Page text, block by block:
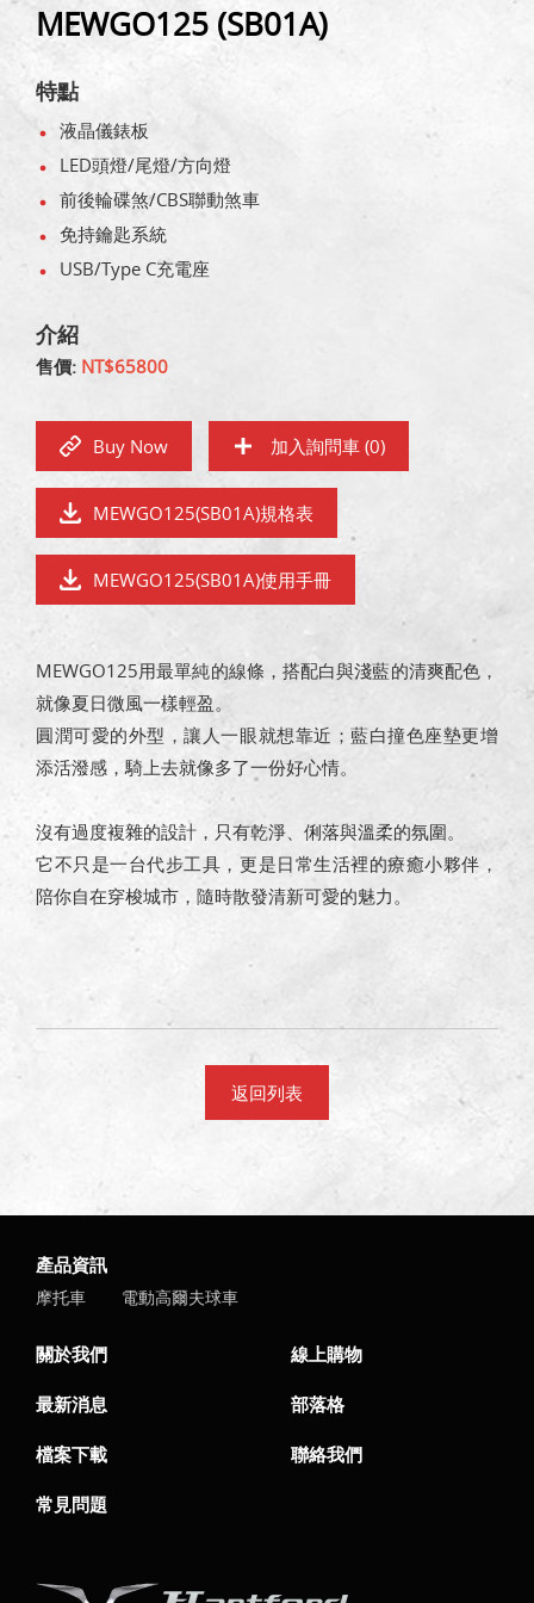
MEWGO125 (SB01A)
特點
液晶儀錶板
LED頭燈/尾燈/方向燈
前後輪碟煞/CBS聯動煞車
免持鑰匙系統
USB/Type C充電座
介紹
售價: NT$65800
Buy Now 加入詢問車 (0)
MEWGO125(SB01A)規格表
MEWGO125(SB01A)使用手冊
MEWGO125用最單純的線條，搭配白與淺藍的清爽配色，
就像夏日微風一樣輕盈。
圓潤可愛的外型，讓人一眼就想靠近；藍白撞色座墊更增
添活潑感，騎上去就像多了一份好心情。
沒有過度複雜的設計，只有乾淨、俐落與溫柔的氛圍。
它不只是一台代步工具，更是日常生活裡的療癒小夥伴，
陪你自在穿梭城市，隨時散發清新可愛的魅力。
返回列表
產品資訊
摩托車 電動高爾夫球車
關於我們 線上購物
最新消息 部落格
檔案下載 聯絡我們
常見問題